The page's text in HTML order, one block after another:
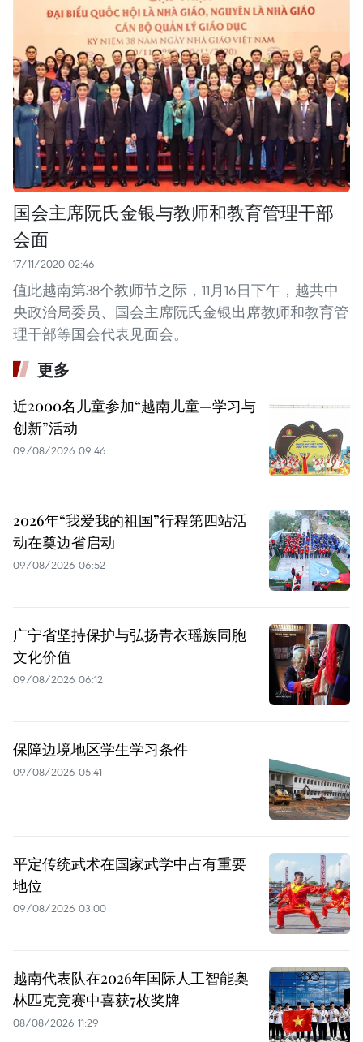
国会主席阮氏金银与教师和教育管理干部
会面
17/11/2020 02:46
值此越南第38个教师节之际，11月16日下午，越共中
央政治局委员、国会主席阮氏金银出席教师和教育管
理干部等国会代表见面会。
更多
近2000名儿童参加“越南儿童—学习与
创新”活动
09/08/2026 09:46
2026年“我爱我的祖国”行程第四站活
动在奠边省启动
09/08/2026 06:52
广宁省坚持保护与弘扬青衣瑶族同胞
文化价值
09/08/2026 06:12
保障边境地区学生学习条件
09/08/2026 05:41
平定传统武术在国家武学中占有重要
地位
09/08/2026 03:00
越南代表队在2026年国际人工智能奥
林匹克竞赛中喜获7枚奖牌
08/08/2026 11:29